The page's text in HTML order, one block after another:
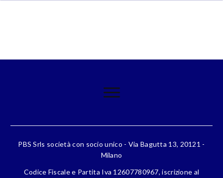
PBS Srls società con socio unico - Via Bagutta 13, 20121 -
Milano
Codice Fiscale e Partita Iva 12607780967, iscrizione al